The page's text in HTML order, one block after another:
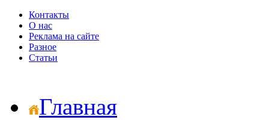
Контакты
О нас
Реклама на сайте
Разное
Статьи
Главная